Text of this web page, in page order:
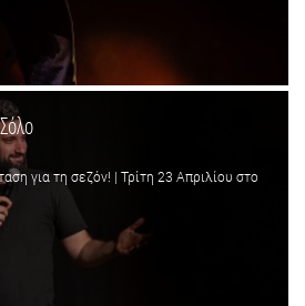
για τη σεζόν! | Τρίτη 23 Απριλίου στο